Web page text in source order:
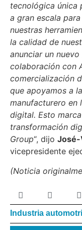
tecnológica única
a gran escala
nuestras
la calidad de
anunciar un
colaboración con
comercialización
que apoyamos a
manufacturero en
digital. Esto
transformación
Group“, dijo José-
vicepresidente
(Noticia
Industria